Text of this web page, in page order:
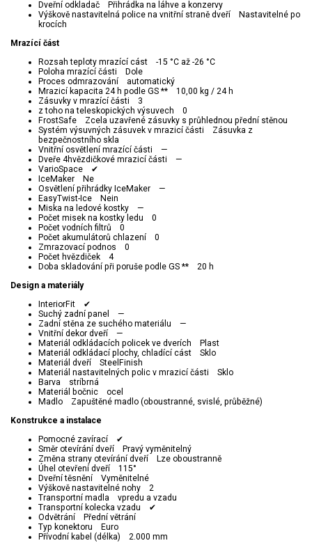
Dveřní odkladač Přihrádka na láhve a konzervy
Výškově nastavitelná police na vnitřní straně dveří Nastavitelné po
krocích
Mrazící část
Rozsah teploty mrazící cást -15 °C až -26 °C
Poloha mrazící části Dole
Proces odmrazování automatický
Mrazicí kapacita 24 h podle GS ** 10,00 kg / 24 h
Zásuvky v mrazící části 3
z toho na teleskopických výsuvech 0
FrostSafe Zcela uzavřené zásuvky s průhlednou přední stěnou
Systém výsuvných zásuvek v mrazicí části Zásuvka z
bezpečnostního skla
Vnitřní osvětlení mrazící části —
Dveře 4hvězdičkové mrazicí části —
VarioSpace ✔
IceMaker Ne
Osvětlení přihrádky IceMaker —
EasyTwist-Ice Nein
Miska na ledové kostky —
Počet misek na kostky ledu 0
Počet vodních filtrů 0
Počet akumulátorů chlazení 0
Zmrazovací podnos 0
Počet hvězdiček 4
Doba skladování při poruše podle GS ** 20 h
Design a materiály
InteriorFit ✔
Suchý zadní panel —
Zadní stěna ze suchého materiálu —
Vnitřní dekor dveří —
Materiál odkládacích policek ve dverích Plast
Materiál odkládací plochy, chladící cást Sklo
Materiál dveří SteelFinish
Materiál nastavitelných polic v mrazicí části Sklo
Barva stríbrná
Materiál bočnic ocel
Madlo Zapuštěné madlo (oboustranné, svislé, průběžné)
Konstrukce a instalace
Pomocné zavírací ✔
Směr otevírání dveří Pravý vyměnitelný
Změna strany otevírání dveří Lze oboustranně
Úhel otevření dveří 115°
Dveřní těsnění Vyměnitelné
Výškově nastavitelné nohy 2
Transportní madla vpredu a vzadu
Transportní kolecka vzadu ✔
Odvětrání Přední větrání
Typ konektoru Euro
Přívodní kabel (délka) 2.000 mm